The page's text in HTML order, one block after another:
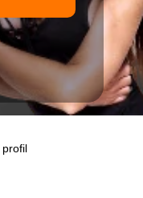
profil